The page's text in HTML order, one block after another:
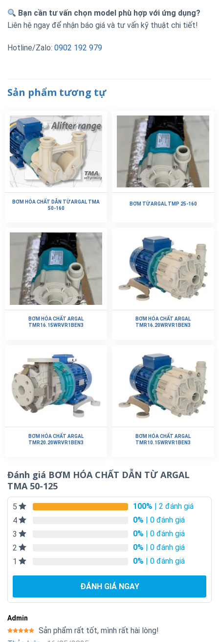
Bạn cần tư vấn chọn model phù hợp với ứng dụng?
Liên hệ ngay để nhận báo giá và tư vấn kỹ thuật chi tiết!
Hotline/Zalo: 0902 192 979
Sản phẩm tương tự
BƠM HÓA CHẤT DẪN TỪ ARGAL TMA
50-160
BƠM TỪ ARGAL TMP 25-160
BƠM HÓA CHẤT ARGAL
TMR16.15WRVR1BEN3
BƠM HÓA CHẤT ARGAL
TMR16.20WRVR1BEN3
BƠM HÓA CHẤT ARGAL
TMR20.20WRVR1BEN3
BƠM HÓA CHẤT ARGAL
TMR10.15WRVR1BEN3
Đánh giá BƠM HÓA CHẤT DẪN TỪ ARGAL
TMA 50-125
5 100% | 2 đánh giá
4
0% | 0 đánh giá
3
0% | 0 đánh giá
2
0% | 0 đánh giá
1
0% | 0 đánh giá
ĐÁNH GIÁ NGAY
Admin
Được xếp
Sản phẩm rất tốt, mình rất hài lòng!